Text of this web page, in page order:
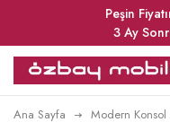
Peşin
3 Ay
Ana Sayfa Modern Konsol